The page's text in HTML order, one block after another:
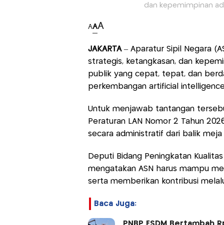
dan kepemimpinan
AAA
JAKARTA – Aparatur Sipil Negara
strategis, ketangkasan, dan
publik yang cepat, tepat, dan
perkembangan artificial
Untuk menjawab tantangan
Peraturan LAN Nomor 2 Tahun
secara administratif dari balik meja
Deputi Bidang Peningkatan
mengatakan ASN harus mampu
serta memberikan kontribusi
Baca Juga: